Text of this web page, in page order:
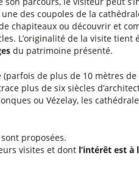
des coupoles de la
chapiteaux ou découvrir et
L’originalité de la visite tient
du patrimoine présenté.
de plus de 10 mètres
plus de six siècles
ou Vézelay, les
proposées.
visites et dont l’intérêt est